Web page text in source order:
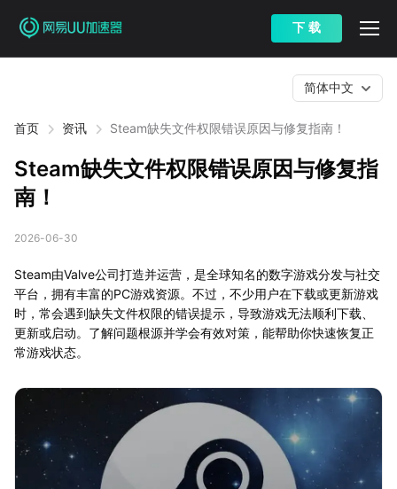
下 载
首页 资讯 Steam缺失文件权限错误原因与修复指南！
简体中文
Steam缺失文件权限错误原因与修复指
南！
2026-06-30
Steam由Valve公司打造并运营，是全球知名的数字游戏分发与社交
平台，拥有丰富的PC游戏资源。不过，不少用户在下载或更新游戏
时，常会遇到缺失文件权限的错误提示，导致游戏无法顺利下载、
更新或启动。了解问题根源并学会有效对策，能帮助你快速恢复正
常游戏状态。